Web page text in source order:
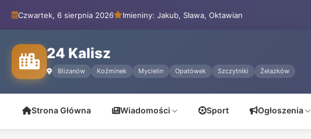
Czwartek, 6 sierpnia 2026 Imieniny: Jakub, Sława, Oktawian
24 Kalisz
Blizanów Koźminek Mycielin Opatówek Szczytniki Żelazków
Strona Główna Wiadomości Sport Ogłoszenia